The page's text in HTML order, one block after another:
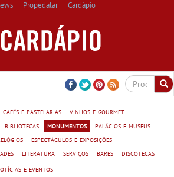
Propedalar Cardápio
cafés e pastelarias
vinhos e gourmet
bibliotecas monumentos
palácios e museus
espectáculos e exposições
literatura serviços bares
discotecas
e eventos